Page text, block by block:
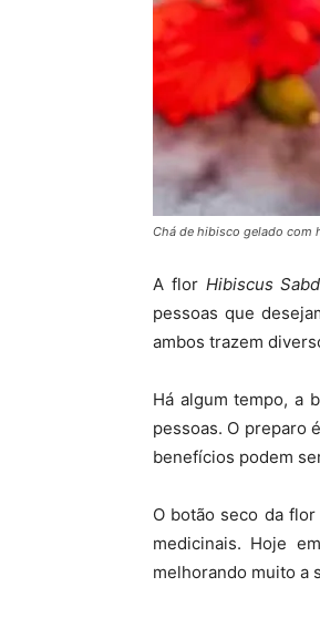
Chá de hibisco gelado com
A flor Hibiscus
pessoas que
ambos trazem
Há algum tempo, a
pessoas. O preparo
benefícios podem
O botão seco da
medicinais. Hoje
melhorando muito a